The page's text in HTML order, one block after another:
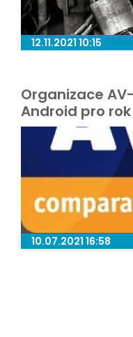
12.11.2021 10:15
Organizace
Android pro
10.07.2021 16:58